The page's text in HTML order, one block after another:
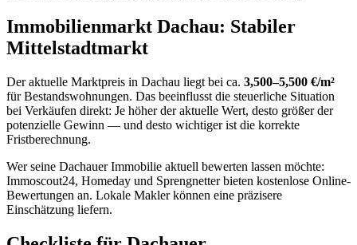
Immobilienmarkt Dachau: Stabiler
Mittelstadtmarkt
Der aktuelle Marktpreis in Dachau liegt bei ca. 3,500–5,500 €/m²
für Bestandswohnungen. Das beeinflusst die steuerliche Situation
bei Verkäufen direkt: Je höher der aktuelle Wert, desto größer der
potenzielle Gewinn — und desto wichtiger ist die korrekte
Fristberechnung.
Wer seine Dachauer Immobilie aktuell bewerten lassen möchte:
Immoscout24, Homeday und Sprengnetter bieten kostenlose Online-
Bewertungen an. Lokale Makler können eine präzisere
Einschätzung liefern.